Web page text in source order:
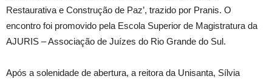
Restaurativa e Construção de Paz’, trazido por Pranis. O
encontro foi promovido pela Escola Superior de Magistratura da
AJURIS – Associação de Juízes do Rio Grande do Sul.
Após a solenidade de abertura, a reitora da Unisanta, Sílvia